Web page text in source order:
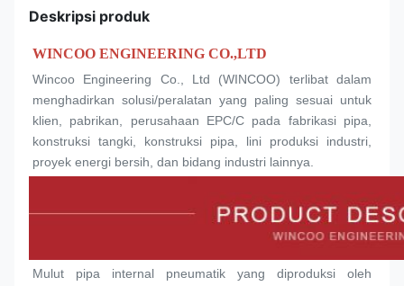
Deskripsi produk
WINCOO ENGINEERING CO.,LTD
Wincoo Engineering Co., Ltd (WINCOO) terlibat dalam
menghadirkan solusi/peralatan yang paling sesuai untuk
klien, pabrikan, perusahaan EPC/C pada fabrikasi pipa,
konstruksi tangki, konstruksi pipa, lini produksi industri,
proyek energi bersih, dan bidang industri lainnya.
Mulut pipa internal pneumatik yang diproduksi oleh